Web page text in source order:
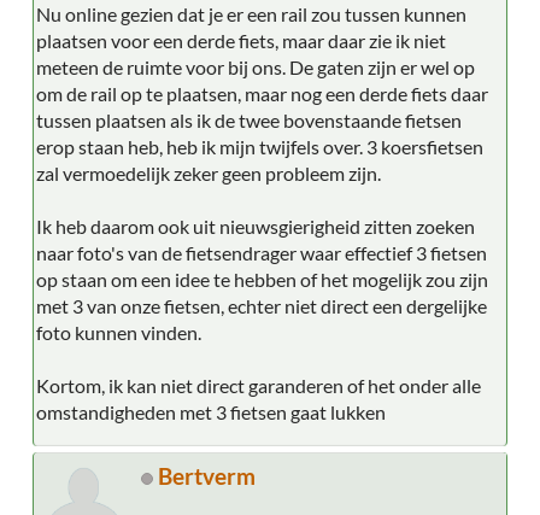
Nu online gezien dat je er een rail zou tussen kunnen
plaatsen voor een derde fiets, maar daar zie ik niet
meteen de ruimte voor bij ons. De gaten zijn er wel op
om de rail op te plaatsen, maar nog een derde fiets daar
tussen plaatsen als ik de twee bovenstaande fietsen
erop staan heb, heb ik mijn twijfels over. 3 koersfietsen
zal vermoedelijk zeker geen probleem zijn.
Ik heb daarom ook uit nieuwsgierigheid zitten zoeken
naar foto's van de fietsendrager waar effectief 3 fietsen
op staan om een idee te hebben of het mogelijk zou zijn
met 3 van onze fietsen, echter niet direct een dergelijke
foto kunnen vinden.
Kortom, ik kan niet direct garanderen of het onder alle
omstandigheden met 3 fietsen gaat lukken
Bertverm